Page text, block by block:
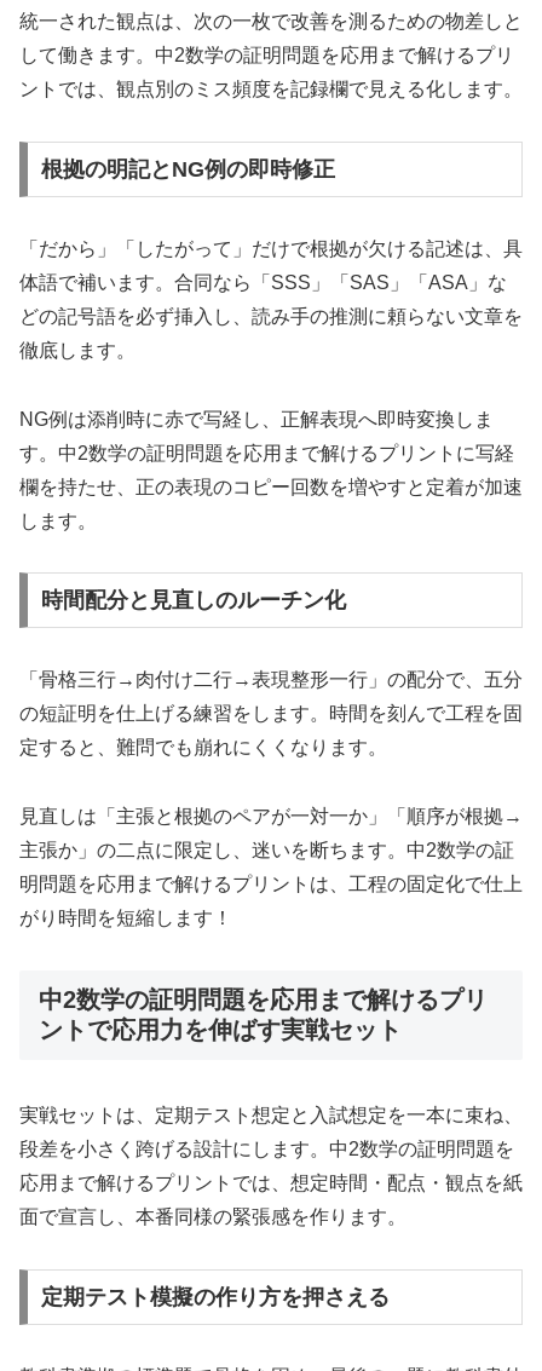
統一された観点は、次の一枚で改善を測るための物差しと
して働きます。中2数学の証明問題を応用まで解けるプリ
ントでは、観点別のミス頻度を記録欄で見える化します。
根拠の明記とNG例の即時修正
「だから」「したがって」だけで根拠が欠ける記述は、具
体語で補います。合同なら「SSS」「SAS」「ASA」な
どの記号語を必ず挿入し、読み手の推測に頼らない文章を
徹底します。
NG例は添削時に赤で写経し、正解表現へ即時変換しま
す。中2数学の証明問題を応用まで解けるプリントに写経
欄を持たせ、正の表現のコピー回数を増やすと定着が加速
します。
時間配分と見直しのルーチン化
「骨格三行→肉付け二行→表現整形一行」の配分で、五分
の短証明を仕上げる練習をします。時間を刻んで工程を固
定すると、難問でも崩れにくくなります。
見直しは「主張と根拠のペアが一対一か」「順序が根拠→
主張か」の二点に限定し、迷いを断ちます。中2数学の証
明問題を応用まで解けるプリントは、工程の固定化で仕上
がり時間を短縮します！
中2数学の証明問題を応用まで解けるプリ
ントで応用力を伸ばす実戦セット
実戦セットは、定期テスト想定と入試想定を一本に束ね、
段差を小さく跨げる設計にします。中2数学の証明問題を
応用まで解けるプリントでは、想定時間・配点・観点を紙
面で宣言し、本番同様の緊張感を作ります。
定期テスト模擬の作り方を押さえる